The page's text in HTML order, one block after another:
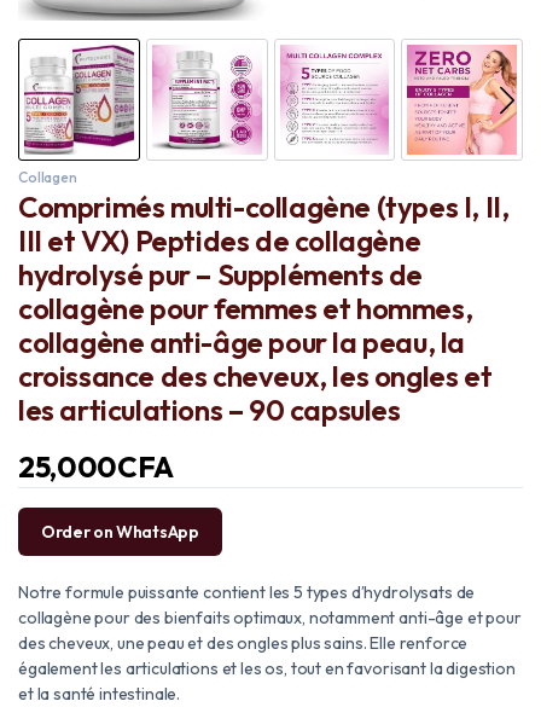
Collagen
Comprimés multi-collagène (types I, II,
III et VX) Peptides de collagène
hydrolysé pur – Suppléments de
collagène pour femmes et hommes,
collagène anti-âge pour la peau, la
croissance des cheveux, les ongles et
les articulations – 90 capsules
25,000CFA
Order on WhatsApp
Notre formule puissante contient les 5 types d’hydrolysats de
collagène pour des bienfaits optimaux, notamment anti-âge et pour
des cheveux, une peau et des ongles plus sains. Elle renforce
également les articulations et les os, tout en favorisant la digestion
et la santé intestinale.